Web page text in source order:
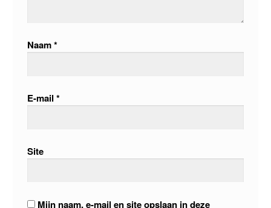
Naam*
E-mail*
Site
Mijn naam, e-mail en site opslaan in deze